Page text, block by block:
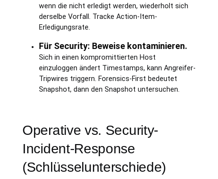
wenn die nicht erledigt werden, wiederholt sich
derselbe Vorfall. Tracke Action-Item-
Erledigungsrate.
Für Security: Beweise kontaminieren.
Sich in einen kompromittierten Host
einzuloggen ändert Timestamps, kann Angreifer-
Tripwires triggern. Forensics-First bedeutet
Snapshot, dann den Snapshot untersuchen.
Operative vs. Security-
Incident-Response
(Schlüsselunterschiede)